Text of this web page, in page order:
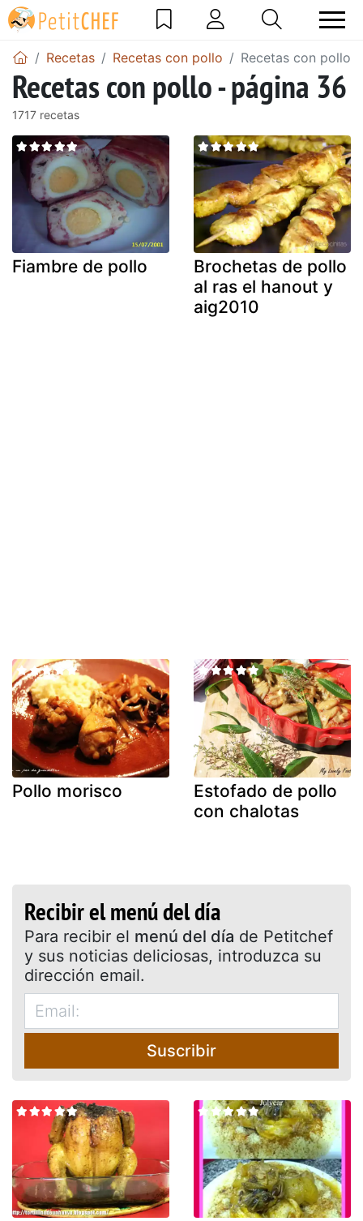
Recetas Recetas con pollo Recetas con pollo
Recetas con pollo - página 36
1717 recetas
Fiambre de pollo
Brochetas de pollo
al ras el hanout y
aig2010
Pollo morisco
Estofado de pollo
con chalotas
Recibir el menú del día
Para recibir el menú del día de Petitchef
y sus noticias deliciosas, introduzca su
dirección email.
Suscribir